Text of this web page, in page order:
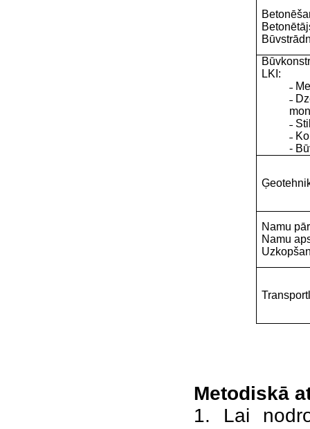
LKI:
˗
˗
˗
˗
-
Namu
Namu
Metodiskā
1. Lai